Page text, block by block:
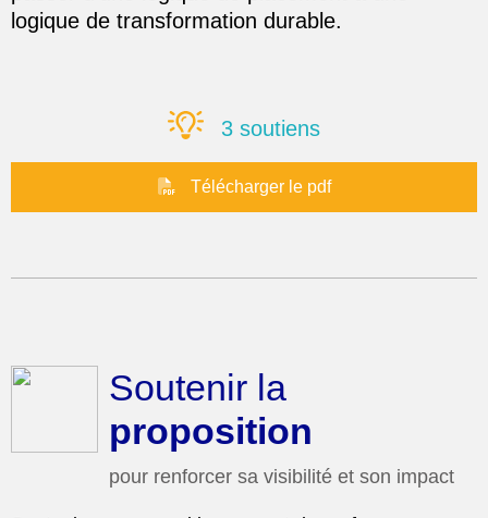
logique de transformation durable.
3 soutiens
Télécharger le pdf
Soutenir la
proposition
pour renforcer sa visibilité et son impact